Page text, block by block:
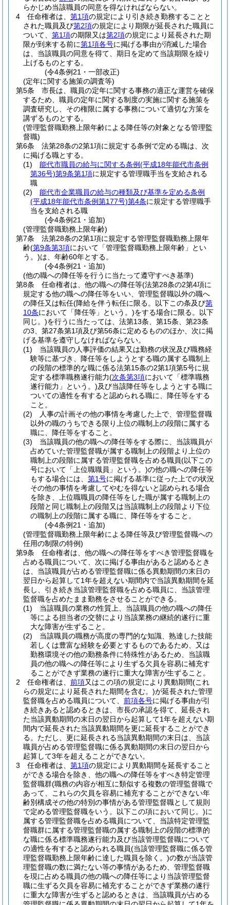
らかじめ当該職員の同意を得なければならない。
4
任命権者は、 第1項の規定により引き続き勤務することと
された職員及び第2項の規定により期限が延長された職員に
ついて、 第1項の期限又は第2項の規定により延長された期
限が到来する前に第1項各号に掲げる事由が消滅した場合
は、当該職員の同意を得て、期日を定めて当該期限を繰り
上げるものとする。
(令4条例21・一部改正)
(定年に関する施策の調査等)
第5条
市長は、職員の定年に関する事務の適正な運営を確保
するため、職員の定年に関する制度の実施に関する施策を
調査研究し、その権限に属する事務について適切な方策を
講ずるものとする。
(管理監督職勤務上限年齢による降任等の対象となる管理監
督職)
第6条
法第28条の2第1項に規定する条例で定める職は、次
に掲げる職とする。
(1)
能代市職員の給与に関する条例(平成18年能代市条例
第36号)第9条第1項に規定する管理職手当を支給される
職
(2)
能代市企業職員の給与の種類及び基準を定める条例
(平成18年能代市条例第177号)第4条に規定する管理職手
当を支給される職
(令4条例21・追加)
(管理監督職勤務上限年齢)
第7条
法第28条の2第1項に規定する管理監督職勤務上限年
齢(第9条第3項において「管理監督職勤務上限年齢」とい
う。)は、年齢60年とする。
(令4条例21・追加)
(他の職への降任等を行うに当たって遵守すべき基準)
第8条
任命権者は、他の職への降任等(法第28条の2第4項に
規定する他の職への降任等をいい、管理監督職以外の職へ
の降任又は転任(降給を伴う転任に限る。以下この条及び第
10条において「降任等」という。)をする場合に限る。以下
同じ。)を行うに当たっては、法第13条、第15条、第23条
の3、第27条第1項及び第56条に定めるもののほか、次に掲
げる基準を遵守しなければならない。
(1)
当該職員の人事評価の結果又は勤務の状況及び職務経
験等に基づき、降任等をしようとする職の属する職制上
の段階の標準的な職に係る法第15条の2第1項第5号に規
定する標準職務遂行能力(次条第3項において「標準職務
遂行能力」という。)及び当該降任等をしようとする職に
ついての適性を有すると認められる職に、降任等をする
こと。
(2)
人事の計画その他の事情を考慮した上で、管理監督職
以外の職のうちできる限り上位の職制上の段階に属する
職に、降任等をすること。
(3)
当該職員の他の職への降任等をする際に、当該職員が
占めていた管理監督職が属する職制上の段階より上位の
職制上の段階に属する管理監督職を占める職員(以下この
号において「上位職職員」という。)の他の職への降任等
もする場合には、 第1号に掲げる基準に従った上での状況
その他の事情を考慮してやむを得ないと認められる場合
を除き、上位職職員の降任等をした職が属する職制上の
段階と同じ職制上の段階又は当該職制上の段階より下位
の職制上の段階に属する職に、降任等をすること。
(令4条例21・追加)
(管理監督職勤務上限年齢による降任等及び管理監督職への
任用の制限の特例)
第9条
任命権者は、他の職への降任等をすべき管理監督職を
占める職員について、次に掲げる事由があると認めるとき
は、当該職員が占める管理監督職に係る異動期間の末日の
翌日から起算して1年を超えない期間内で当該異動期間を延
長し、引き続き当該管理監督職を占める職員に、当該管理
監督職を占めたまま勤務をさせることができる。
(1)
当該職員の業務の性質上、当該職員の他の職への降任
等による担当者の交替により当該業務の継続的遂行に重
大な障害が生ずること。
(2)
当該職員の職務が高度の専門的な知識、熟達した技能
若しくは豊富な経験を必要とするものであるため、又は
勤務環境その他の勤務条件に特殊性があるため、当該職
員の他の職への降任等により生ずる欠員を容易に補充す
ることができず業務の遂行に重大な障害が生ずること。
2
任命権者は、 前項又はこの項の規定により異動期間(これ
らの規定により延長された期間を含む。)が延長された管理
監督職を占める職員について、 前項各号に掲げる事由が引
き続きあると認めるときは、市長の承認を得て、延長され
た当該異動期間の末日の翌日から起算して1年を超えない期
間内で延長された当該異動期間を更に延長することができ
る。 ただし、更に延長される当該異動期間の末日は、当該
職員が占める管理監督職に係る異動期間の末日の翌日から
起算して3年を超えることができない。
3
任命権者は、 第1項の規定により異動期間を延長すること
ができる場合を除き、他の職への降任等をすべき特定管理
監督職群(職務の内容が相互に類似する複数の管理監督職で
あって、これらの欠員を容易に補充することができない年
齢別構成その他の特別の事情がある管理監督職として規則
で定める管理監督職をいう。以下この項において同じ。)に
属する管理監督職を占める職員について、当該特定管理監
督職群に属する管理監督職の属する職制上の段階の標準的
な職に係る標準職務遂行能力及び当該管理監督職について
の適性を有すると認められる職員(当該管理監督職に係る管
理監督職勤務上限年齢に達した職員を除く。)の数が当該管
理監督職の数に満たない等の事情があるため、管理監督職
を現に占める職員の他の職への降任等により当該管理監督
職に生ずる欠員を容易に補充することができず業務の遂行
に重大な障害が生ずると認めるときは、当該職員が占める